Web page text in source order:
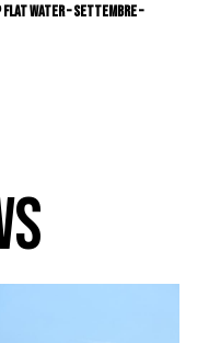
Flat Water – SETTEMBRE –